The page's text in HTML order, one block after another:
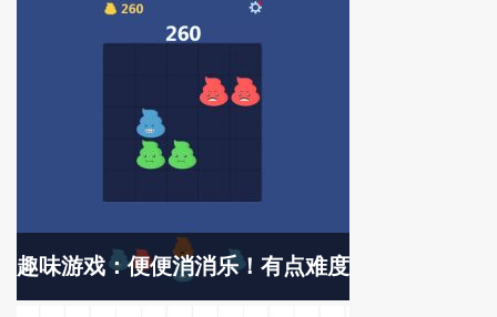
趣味游戏：便便消消乐！有点难度